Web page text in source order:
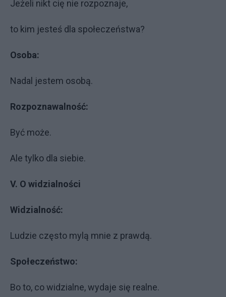
Jeżeli nikt cię nie rozpoznaje,
to kim jesteś dla społeczeństwa?
Osoba:
Nadal jestem osobą.
Rozpoznawalność:
Być może.
Ale tylko dla siebie.
V. O widzialności
Widzialność:
Ludzie często mylą mnie z prawdą.
Społeczeństwo:
Bo to, co widzialne, wydaje się realne.